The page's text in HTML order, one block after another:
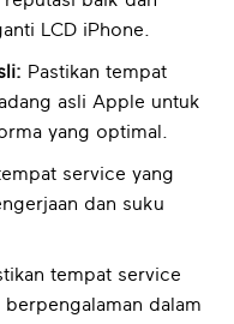
LCD iPhone.
Pastikan tempat
asli Apple untuk
yang optimal.
service yang
dan suku
tempat service
dalam